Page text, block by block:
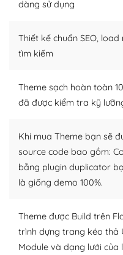
– Sở hữu một cộng
khổng lồ được kiểm
người cuồng tín
Nếu bạn gặp khó khăn,
kiếm những cộng đồng
lời, giải đáp vấn đề của
Cộng đồng sử dụng
– Đa dạng plugin và
Plugin mở rộng là
dàng sử dụng
Thiết kế chuẩn SEO,
tìm kiếm
Theme sạch hoàn toàn
đã được kiểm tra kỹ
Khi mua Theme bạn sẽ
source code bao gồm:
bằng plugin duplicator
là giống demo 100%.
Theme được Build trên
trình dựng trang kéo thả
Module và dạng lưới